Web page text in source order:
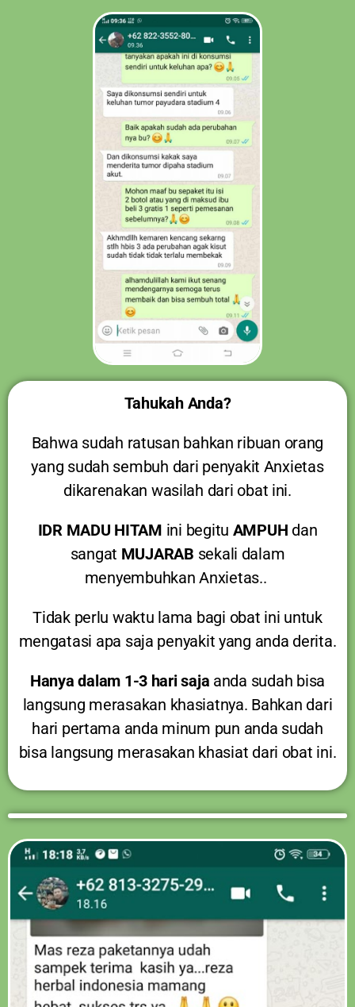
Tahukah Anda?
Bahwa sudah ratusan bahkan ribuan orang
yang sudah sembuh dari penyakit Anxietas
dikarenakan wasilah dari obat ini.
IDR MADU HITAM ini begitu AMPUH dan
sangat MUJARAB sekali dalam
menyembuhkan Anxietas..
Tidak perlu waktu lama bagi obat ini untuk
mengatasi apa saja penyakit yang anda derita.
Hanya dalam 1-3 hari saja anda sudah bisa
langsung merasakan khasiatnya. Bahkan dari
hari pertama anda minum pun anda sudah
bisa langsung merasakan khasiat dari obat ini.